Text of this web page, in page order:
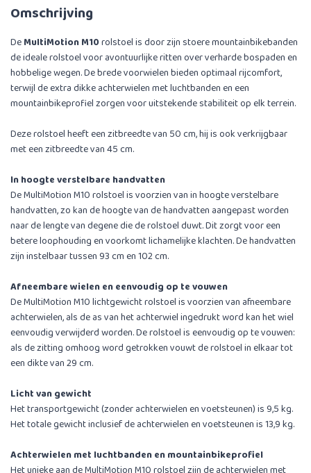
Omschrijving
DeMultiMotion M10rolstoel is door zijn stoere mountainbikebanden
de ideale rolstoel voor avontuurlijke ritten over verharde bospaden en
hobbelige wegen. De brede voorwielen bieden optimaal rijcomfort,
terwijl de extra dikke achterwielen met luchtbanden en een
mountainbikeprofiel zorgen voor uitstekende stabiliteit op elk terrein.
Deze rolstoel heeft een zitbreedte van 50 cm, hij is ook verkrijgbaar
met een zitbreedte van 45 cm.
In hoogte verstelbare handvatten
De MultiMotion M10 rolstoel is voorzien van in hoogte verstelbare
handvatten, zo kan de hoogte van de handvatten aangepast worden
naar de lengte van degene die de rolstoel duwt. Dit zorgt voor een
betere loophouding en voorkomt lichamelijke klachten. De handvatten
zijn instelbaar tussen 93 cm en 102 cm.
Afneembare wielen en eenvoudig op te vouwen
De MultiMotion M10 lichtgewicht rolstoel is voorzien van afneembare
achterwielen, als de as van het achterwiel ingedrukt word kan het wiel
eenvoudig verwijderd worden. De rolstoel is eenvoudig op te vouwen:
als de zitting omhoog word getrokken vouwt de rolstoel in elkaar tot
een dikte van 29 cm.
Licht van gewicht
Het transportgewicht (zonder achterwielen en voetsteunen) is 9,5 kg.
Het totale gewicht inclusief de achterwielen en voetsteunen is 13,9 kg.
Achterwielen met luchtbanden en mountainbikeprofiel